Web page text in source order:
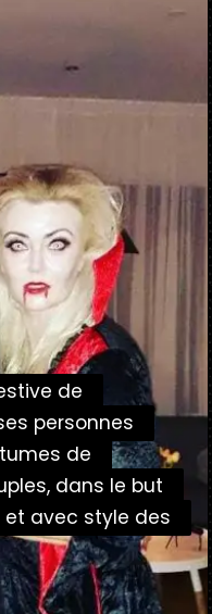
de
personnes
de
dans le but
avec style des
de
personnes
de
dans le but
avec style des